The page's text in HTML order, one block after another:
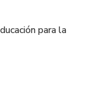
para la